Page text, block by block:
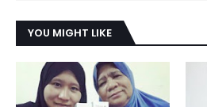
YOU MIGHT LIKE